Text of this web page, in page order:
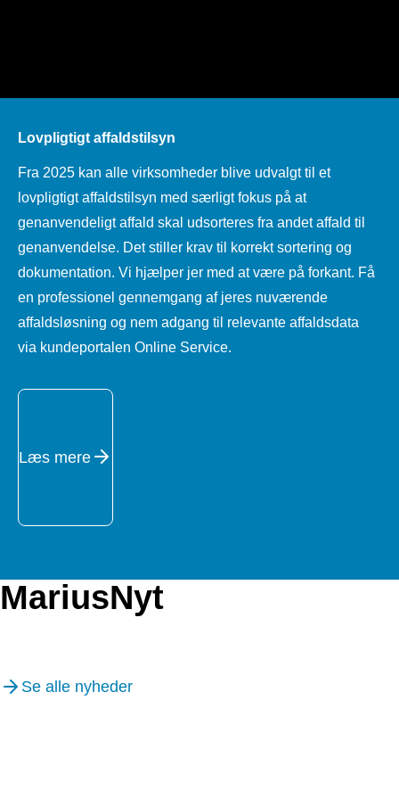
Lovpligtigt affaldstilsyn
Fra 2025 kan alle virksomheder blive udvalgt til et
lovpligtigt affaldstilsyn med særligt fokus på at
genanvendeligt affald skal udsorteres fra andet affald til
genanvendelse. Det stiller krav til korrekt sortering og
dokumentation. Vi hjælper jer med at være på forkant. Få
en professionel gennemgang af jeres nuværende
affaldsløsning og nem adgang til relevante affaldsdata
via kundeportalen Online Service.
Læs mere
MariusNyt
Se alle nyheder